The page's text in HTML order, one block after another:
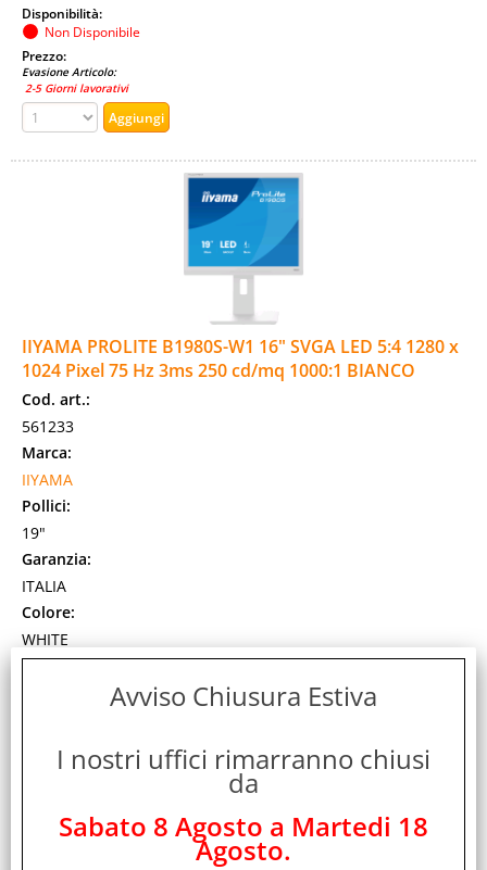
Disponibilità:
Non Disponibile
Prezzo:
Evasione Articolo:
2-5 Giorni lavorativi
IIYAMA PROLITE B1980S-W1 16" SVGA LED 5:4 1280 x
1024 Pixel 75 Hz 3ms 250 cd/mq 1000:1 BIANCO
Cod. art.:
561233
Marca:
IIYAMA
Pollici:
19"
Garanzia:
ITALIA
Colore:
WHITE
Cod. EAN:
4948570125432
B1980S-W1
iiyama ProLite B1980S-W1. Dimensioni diagonale schermo:
48,3 cm (19"), Risoluzione del display: 1280 x 1024 Pixel,
Tipologia HD: SVGA, Tecnologia [...]
Disponibilità:
Avviso Chiusura Estiva
I nostri uffici rimarranno chiusi
da
Sabato 8 Agosto a Martedi 18
Agosto.